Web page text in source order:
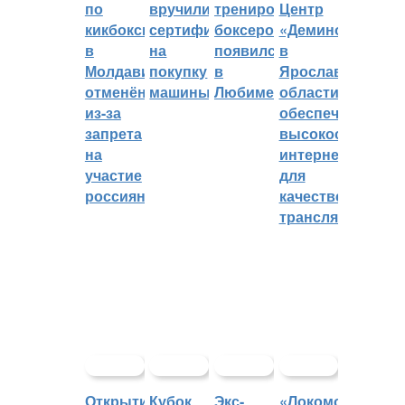
по
кикбоксингу
в
Молдавии
отменён
из-за
запрета
на
участие
россиян
вручили
сертификат
на
покупку
машины
тренировок
боксеров
появился
в
Любиме
Центр
«Демино»
в
Ярославской
области
обеспечивают
интернетом
для
качественных
трансляций